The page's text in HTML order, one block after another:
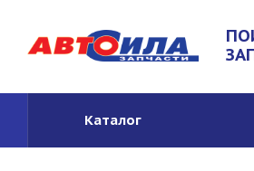
Каталог